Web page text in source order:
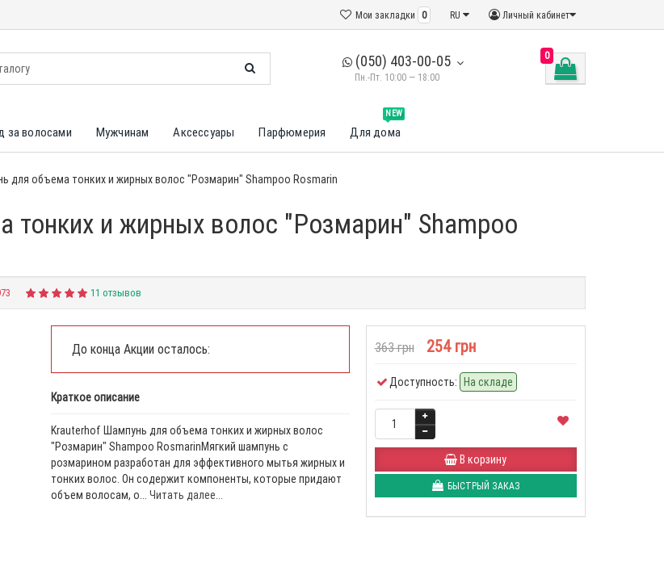
Личный кабинет
RU
Мои закладки 0
(050) 403-00-05
Пн.-Пт. 10:00 — 18:00
0
за волосами Мужчинам Аксессуары Парфюмерия
NEW
Для дома
для объема тонких и жирных волос "Розмарин" Shampoo Rosmarin
и жирных волос "Розмарин" Shampoo
11 отзывов
До конца Акции осталось:
Краткое описание
Krauterhof Шампунь для объема тонких и жирных волос
"Розмарин" Shampoo RosmarinМягкий шампунь с
розмарином разработан для эффективного мытья жирных и
тонких волос. Он содержит компоненты, которые придают
объем волосам, о... Читать далее...
363 грн 254 грн
Доступность: На складе
В корзину
БЫСТРЫЙ ЗАКАЗ